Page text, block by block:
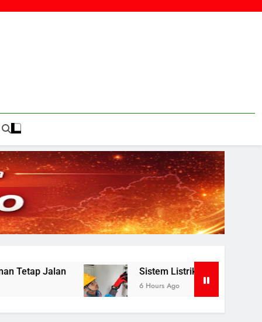
Sistem Listrik Kalselteng Masih Siaga, PLN
6 Hours Ago